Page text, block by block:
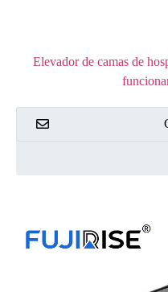
Elevador de camas de